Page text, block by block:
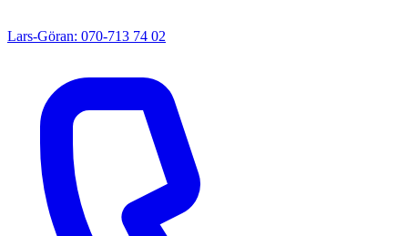
Lars-Göran: 070-713 74 02